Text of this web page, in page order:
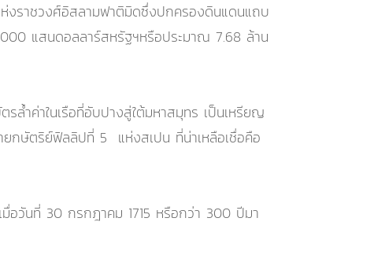
งราชวงศ์อิสลามฟาติมิดซึ่งปกครองดินแดนแถบ
แสนดอลลาร์สหรัฐฯหรือประมาณ 7.68 ล้าน
ำค่าในเรือที่อับปางสู่ใต้มหาสมุทร เป็นเหรียญ
ยกษัตริย์ฟิลลิปที่ 5 แห่งสเปน ที่น่าเหลือเชื่อคือ
มื่อวันที่ 30 กรกฎาคม 1715 หรือกว่า 300 ปีมา